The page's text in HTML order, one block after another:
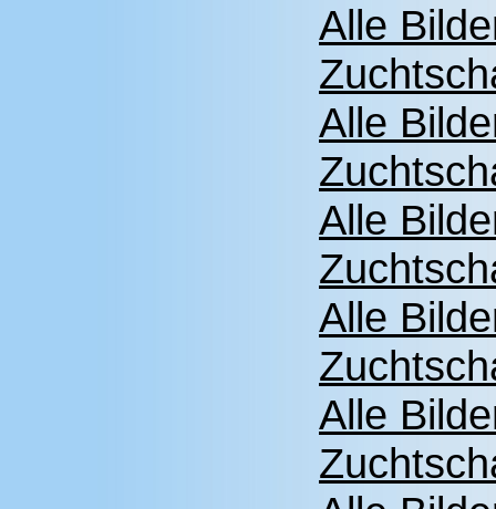
Alle
Alle
Alle
Alle
Alle